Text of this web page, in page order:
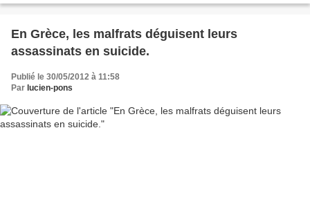
En Grèce, les malfrats déguisent leurs
assassinats en suicide.
Publié le 30/05/2012 à 11:58
Par lucien-pons